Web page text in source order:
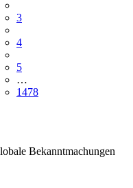
3
4
5
…
1478
Bekanntmachungen